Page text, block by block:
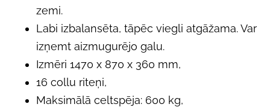
zemi.
Labi izbalansēta, tāpēc viegli atgāžama. Var
izņemt aizmugurējo galu.
Izmēri 1470 x 870 x 360 mm,
16 collu riteņi,
Maksimālā celtspēja: 600 kg,